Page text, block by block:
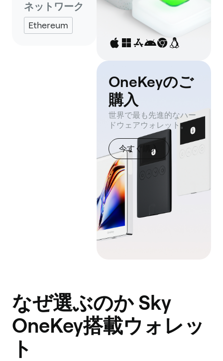
ネットワーク
Ethereum
OneKeyのご
購入
世界で最も先進的なハー
ドウェアウォレット。
今すぐ購入
なぜ選ぶのか Sky
OneKey搭載ウォレッ
ト